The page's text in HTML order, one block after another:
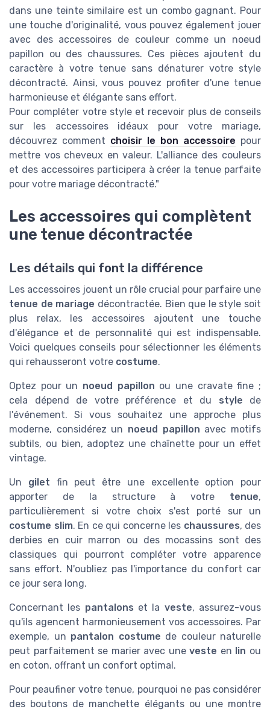
dans une teinte similaire est un combo gagnant. Pour
une touche d'originalité, vous pouvez également jouer
avec des accessoires de couleur comme un noeud
papillon ou des chaussures. Ces pièces ajoutent du
caractère à votre tenue sans dénaturer votre style
décontracté. Ainsi, vous pouvez profiter d'une tenue
harmonieuse et élégante sans effort.
Pour compléter votre style et recevoir plus de conseils
sur les accessoires idéaux pour votre mariage,
découvrez comment choisir le bon accessoire pour
mettre vos cheveux en valeur. L'alliance des couleurs
et des accessoires participera à créer la tenue parfaite
pour votre mariage décontracté."
Les accessoires qui complètent
une tenue décontractée
Les détails qui font la différence
Les accessoires jouent un rôle crucial pour parfaire une
tenue de mariage décontractée. Bien que le style soit
plus relax, les accessoires ajoutent une touche
d'élégance et de personnalité qui est indispensable.
Voici quelques conseils pour sélectionner les éléments
qui rehausseront votre costume.
Optez pour un noeud papillon ou une cravate fine ;
cela dépend de votre préférence et du style de
l'événement. Si vous souhaitez une approche plus
moderne, considérez un noeud papillon avec motifs
subtils, ou bien, adoptez une chaînette pour un effet
vintage.
Un gilet fin peut être une excellente option pour
apporter de la structure à votre tenue,
particulièrement si votre choix s'est porté sur un
costume slim. En ce qui concerne les chaussures, des
derbies en cuir marron ou des mocassins sont des
classiques qui pourront compléter votre apparence
sans effort. N'oubliez pas l'importance du confort car
ce jour sera long.
Concernant les pantalons et la veste, assurez-vous
qu'ils agencent harmonieusement vos accessoires. Par
exemple, un pantalon costume de couleur naturelle
peut parfaitement se marier avec uneveste en lin ou
en coton, offrant un confort optimal.
Pour peaufiner votre tenue, pourquoi ne pas considérer
des boutons de manchette élégants ou une montre